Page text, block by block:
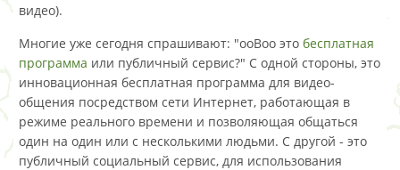
видео).
Многие уже сегодня спрашивают: "ооВоо это бесплатная
программа или публичный сервис?" С одной стороны, это
инновационная бесплатная программа для видео-
общения посредством сети Интернет, работающая в
режиме реального времени и позволяющая общаться
один на один или с несколькими людьми. С другой - это
публичный социальный сервис, для использования